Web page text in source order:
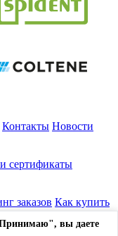
Контакты Новости
сертификаты
заказов Как купить
вы даете